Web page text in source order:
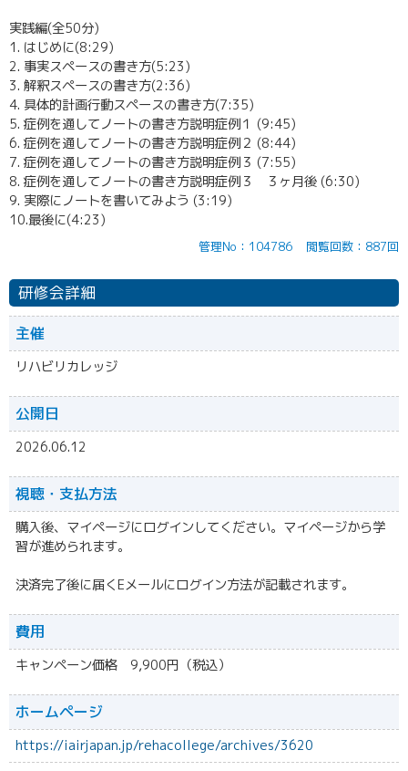
実践編(全50分)
1. はじめに(8:29)
2. 事実スペースの書き方(5:23)
3. 解釈スペースの書き方(2:36)
4. 具体的計画行動スペースの書き方(7:35)
5. 症例を通してノートの書き方説明症例１ (9:45)
6. 症例を通してノートの書き方説明症例２ (8:44)
7. 症例を通してノートの書き方説明症例３ (7:55)
8. 症例を通してノートの書き方説明症例３ ３ヶ月後 (6:30)
9. 実際にノートを書いてみよう (3:19)
10.最後に(4:23)
管理No：104786 閲覧回数：887回
研修会詳細
主催
リハビリカレッジ
公開日
2026.06.12
視聴・ 支払方法
購入後、マイページにログインしてください。マイページから学
習が進められます。
決済完了後に届くEメールにログイン方法が記載されます。
費用
キャンペーン価格 9,900円（税込）
ホームページ
https://iairjapan.jp/rehacollege/archives/3620